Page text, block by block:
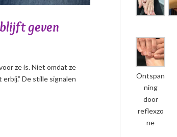
geven
ze is. Niet omdat ze
De stille signalen
Ontspan
ning
door
reflexzo
ne